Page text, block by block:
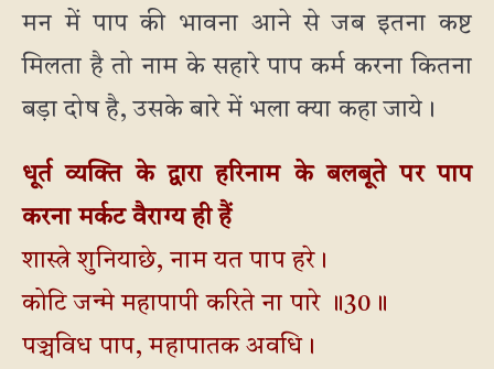
मन में पाप की भावना आने से जब इतना कष्ट
मिलता है तो नाम के सहारे पाप कर्म करना कितना
बड़ा दोष है, उसके बारे में भला क्या कहा जाये।
धूर्त व्यक्ति के द्वारा हरिनाम के बलबूते पर पाप
करना मर्कट वैराग्य ही हैं
शास्त्रे शुनियाछे, नाम यत पाप हरे।
कोटि जन्मे महापापी करिते ना पारे ॥30॥
पञ्चविध पाप, महापातक अवधि।